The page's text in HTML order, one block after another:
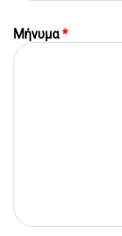
Μήνυμα*